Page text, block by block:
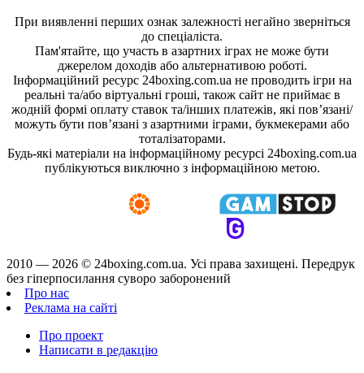
При виявленні перших ознак залежності негайно зверніться
до спеціаліста.
Пам'ятайте, що участь в азартних іграх не може бути
джерелом доходів або альтернативою роботі.
Інформаційний ресурс 24boxing.com.ua не проводить ігри на
реальні та/або віртуальні гроші, також сайт не приймає в
жодній формі оплату ставок та/інших платежів, які пов’язані/
можуть бути пов’язані з азартними іграми, букмекерами або
тоталізаторами.
Будь-які матеріали на інформаційному ресурсі 24boxing.com.ua
публікуються виключно з інформаційною метою.
2010 — 2026 © 24boxing.com.ua. Усi права захищенi. Передрук
без гіперпосилання суворо заборонений
Про нас
Реклама на сайті
Про проект
Написати в редакцію